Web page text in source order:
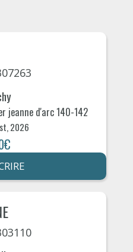
jeanne d'arc 140-142
2026